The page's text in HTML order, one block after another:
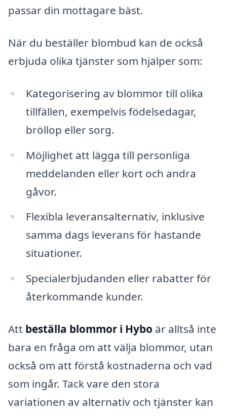
passar din mottagare bäst.
När du beställer blombud kan de också
erbjuda olika tjänster som hjälper som:
Kategorisering av blommor till olika
tillfällen, exempelvis födelsedagar,
bröllop eller sorg.
Möjlighet att lägga till personliga
meddelanden eller kort och andra
gåvor.
Flexibla leveransalternativ, inklusive
samma dags leverans för hastande
situationer.
Specialerbjudanden eller rabatter för
återkommande kunder.
Att beställa blommor i Hybo är alltså inte
bara en fråga om att välja blommor, utan
också om att förstå kostnaderna och vad
som ingår. Tack vare den stora
variationen av alternativ och tjänster kan